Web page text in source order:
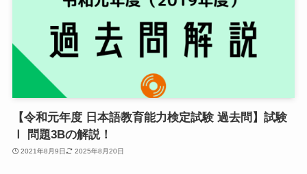
【令和元年度 日本語教育能力検定試験 過去問】試験
Ⅰ 問題3Bの解説！
2021年8月9日 2025年8月20日